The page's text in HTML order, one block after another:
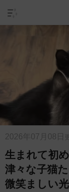
2026年07月08日
生まれて初
津々な子猫
微笑ましい